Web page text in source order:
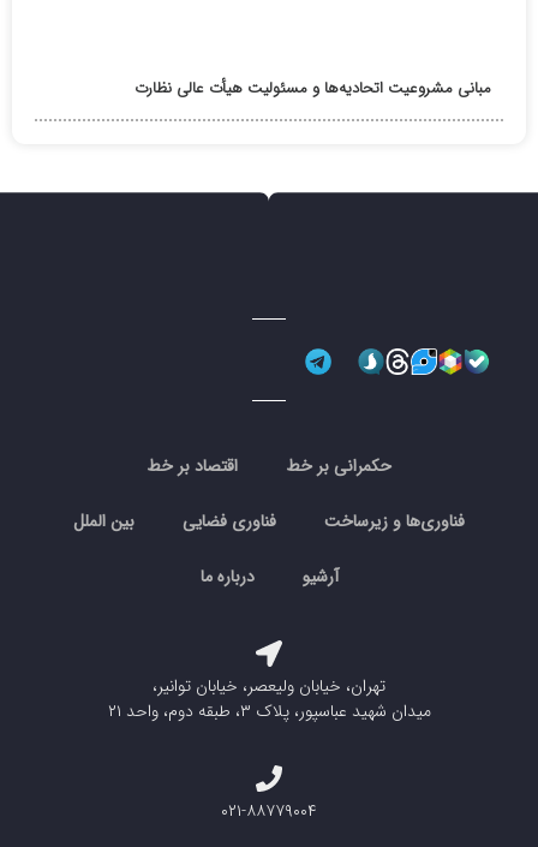
مبانی مشروعیت اتحادیه‌ها و مسئولیت هیأت عالی نظارت
حکمرانی بر خط اقتصاد بر خط
فناوری‌ها و زیرساخت فناوری فضایی بین الملل
آرشیو درباره ما
تهران، خیابان ولیعصر، خیابان توانیر،
میدان شهید عباسپور، پلاک ۳، طبقه دوم، واحد ۲۱
۰۲۱-۸۸۷۷۹۰۰۴